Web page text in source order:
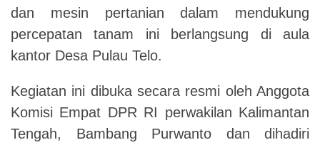
dan mesin pertanian dalam mendukung
percepatan tanam ini berlangsung di aula
kantor Desa Pulau Telo.
Kegiatan ini dibuka secara resmi oleh Anggota
Komisi Empat DPR RI perwakilan Kalimantan
Tengah, Bambang Purwanto dan dihadiri